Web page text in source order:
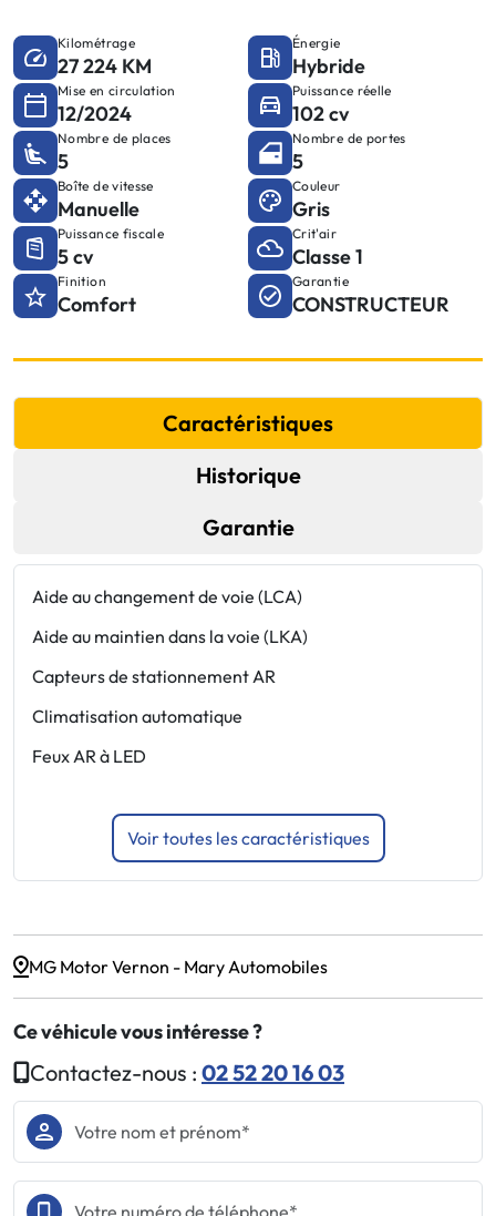
Kilométrage
27 224 KM
Énergie
Hybride
Mise en circulation
12/2024
Puissance réelle
102 cv
Nombre de places
5
Nombre de portes
5
Boîte de vitesse
Manuelle
Couleur
Gris
Puissance fiscale
5 cv
Crit'air
Classe 1
Finition
Comfort
Garantie
CONSTRUCTEUR
Caractéristiques
Historique
Garantie
Aide au changement de voie (LCA)
Aide au maintien dans la voie (LKA)
Capteurs de stationnement AR
Climatisation automatique
Feux AR à LED
Voir toutes les caractéristiques
MG Motor Vernon - Mary Automobiles
Ce véhicule vous intéresse ?
Contactez-nous : 02 52 20 16 03